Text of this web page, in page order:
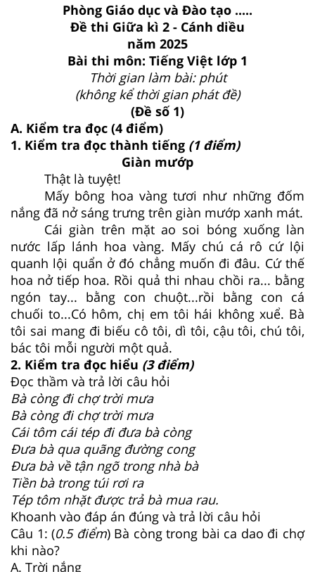
Phòng Giáo dục và Đào tạo .....
Đề thi Giữa kì 2 - Cánh diều
năm 2025
Bài thi môn: Tiếng Việt lớp 1
Thời gian làm bài: phút
(không kể thời gian phát đề)
(Đề số 1)
A. Kiểm tra đọc (4 điểm)
1. Kiểm tra đọc thành tiếng (1 điểm)
Giàn mướp
Thật là tuyệt!
Mấy bông hoa vàng tươi như những đốm
nắng đã nở sáng trưng trên giàn mướp xanh mát.
Cái giàn trên mặt ao soi bóng xuống làn
nước lấp lánh hoa vàng. Mấy chú cá rô cứ lội
quanh lội quẩn ở đó chẳng muốn đi đâu. Cứ thế
hoa nở tiếp hoa. Rồi quả thi nhau chồi ra... bằng
ngón tay... bằng con chuột...rồi bằng con cá
chuối to...Có hôm, chị em tôi hái không xuể. Bà
tôi sai mang đi biếu cô tôi, dì tôi, cậu tôi, chú tôi,
bác tôi mỗi người một quả.
2. Kiểm tra đọc hiểu (3 điểm)
Đọc thầm và trả lời câu hỏi
Bà còng đi chợ trời mưa
Bà còng đi chợ trời mưa
Cái tôm cái tép đi đưa bà còng
Đưa bà qua quãng đường cong
Đưa bà về tận ngõ trong nhà bà
Tiền bà trong túi rơi ra
Tép tôm nhặt được trả bà mua rau.
Khoanh vào đáp án đúng và trả lời câu hỏi
Câu 1: (0.5 điểm) Bà còng trong bài ca dao đi chợ
khi nào?
A. Trời nắng